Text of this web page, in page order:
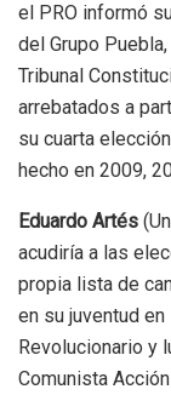
el PRO informó
del Grupo
Tribunal
arrebatados a
su cuarta
hecho en 2009,
Eduardo Artés
acudiría a las
propia lista de
en su juventud
Revolucionario y
Comunista